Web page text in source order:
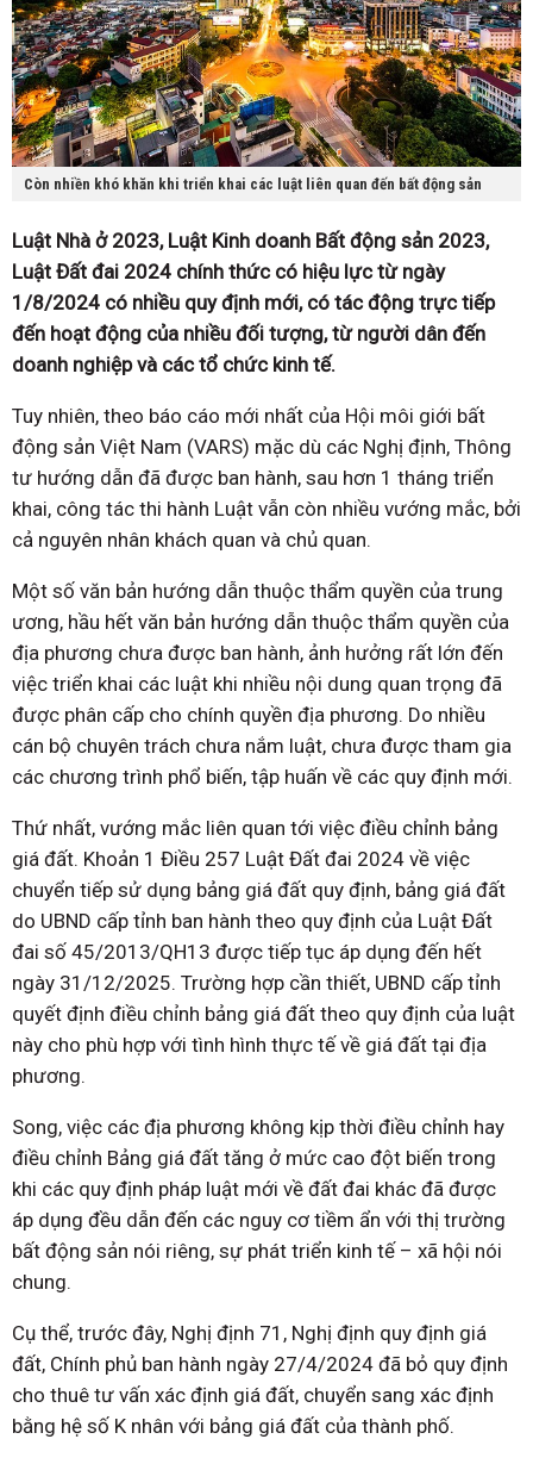
Còn nhiền khó khăn khi triển khai các luật liên quan đến bất động sản
Luật Nhà ở 2023, Luật Kinh doanh Bất động sản 2023,
Luật Đất đai 2024 chính thức có hiệu lực từ ngày
1/8/2024 có nhiều quy định mới, có tác động trực tiếp
đến hoạt động của nhiều đối tượng, từ người dân đến
doanh nghiệp và các tổ chức kinh tế.
Tuy nhiên, theo báo cáo mới nhất của Hội môi giới bất
động sản Việt Nam (VARS) mặc dù các Nghị định, Thông
tư hướng dẫn đã được ban hành, sau hơn 1 tháng triển
khai, công tác thi hành Luật vẫn còn nhiều vướng mắc, bởi
cả nguyên nhân khách quan và chủ quan.
Một số văn bản hướng dẫn thuộc thẩm quyền của trung
ương, hầu hết văn bản hướng dẫn thuộc thẩm quyền của
địa phương chưa được ban hành, ảnh hưởng rất lớn đến
việc triển khai các luật khi nhiều nội dung quan trọng đã
được phân cấp cho chính quyền địa phương. Do nhiều
cán bộ chuyên trách chưa nắm luật, chưa được tham gia
các chương trình phổ biến, tập huấn về các quy định mới.
Thứ nhất, vướng mắc liên quan tới việc điều chỉnh bảng
giá đất. Khoản 1 Điều 257 Luật Đất đai 2024 về việc
chuyển tiếp sử dụng bảng giá đất quy định, bảng giá đất
do UBND cấp tỉnh ban hành theo quy định của Luật Đất
đai số 45/2013/QH13 được tiếp tục áp dụng đến hết
ngày 31/12/2025. Trường hợp cần thiết, UBND cấp tỉnh
quyết định điều chỉnh bảng giá đất theo quy định của luật
này cho phù hợp với tình hình thực tế về giá đất tại địa
phương.
Song, việc các địa phương không kịp thời điều chỉnh hay
điều chỉnh Bảng giá đất tăng ở mức cao đột biến trong
khi các quy định pháp luật mới về đất đai khác đã được
áp dụng đều dẫn đến các nguy cơ tiềm ẩn với thị trường
bất động sản nói riêng, sự phát triển kinh tế – xã hội nói
chung.
Cụ thể, trước đây, Nghị định 71, Nghị định quy định giá
đất, Chính phủ ban hành ngày 27/4/2024 đã bỏ quy định
cho thuê tư vấn xác định giá đất, chuyển sang xác định
bằng hệ số K nhân với bảng giá đất của thành phố.